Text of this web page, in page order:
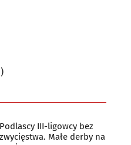
Podlascy III-ligowcy bez
zwycięstwa. Małe derby na